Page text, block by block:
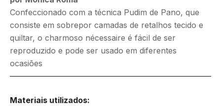
Confeccionado com a técnica Pudim de Pano, que
consiste em sobrepor camadas de retalhos tecido e
quiltar, o charmoso nécessaire é fácil de ser
reproduzido e pode ser usado em diferentes
ocasiões
Materiais utilizados: